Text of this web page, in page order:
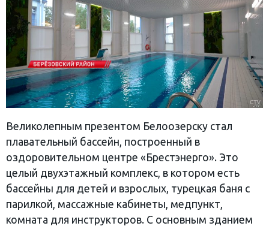
Великолепным презентом Белоозерску стал
плавательный бассейн, построенный в
оздоровительном центре «Брестэнерго». Это
целый двухэтажный комплекс, в котором есть
бассейны для детей и взрослых, турецкая баня с
парилкой, массажные кабинеты, медпункт,
комната для инструкторов. С основным зданием